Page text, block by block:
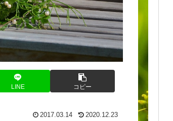
LINE コピー
2017.03.14 2020.12.23